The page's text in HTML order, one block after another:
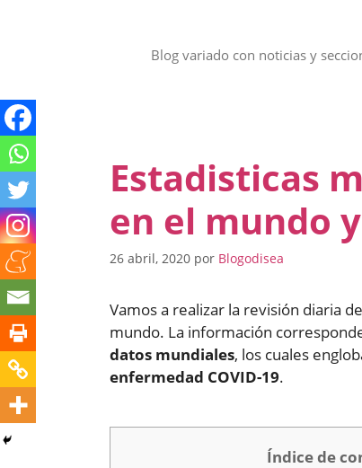
Blog variado con noticias y
Estadisticas
en el mundo
26 abril, 2020 por Blogodisea
Vamos a realizar la revisión diaria
mundo. La información
datos mundiales, los cuales
enfermedad COVID-19.
Índice de